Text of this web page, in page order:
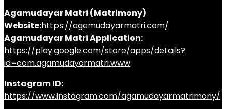
Agamudayar Matri (Matrimony)
Website:https://agamudayarmatri.com/
Agamudayar Matri Application:
https://play.google.com/store/apps/details?
id=com.agamudayarmatri.www
Instagram ID:
https://www.instagram.com/agamudayarmatrimony/